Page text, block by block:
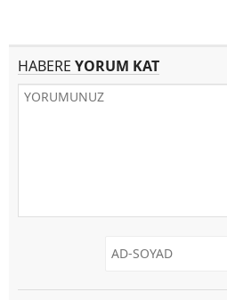
HABERE YORUM KAT